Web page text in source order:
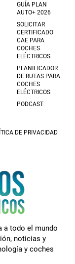
GUÍA PLAN
AUTO+ 2026
SOLICITAR
CERTIFICADO
CAE PARA
COCHES
ELÉCTRICOS
PLANIFICADOR
DE RUTAS PARA
COCHES
ELÉCTRICOS
PODCAST
DE PRIVACIDAD
a todo el mundo
noticias y
y coches